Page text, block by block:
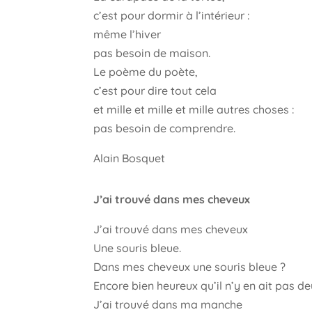
c’est pour dormir à l’intérieur :
même l’hiver
pas besoin de maison.
Le poème du poète,
c’est pour dire tout cela
et mille et mille et mille autres choses :
pas besoin de comprendre.
Alain Bosquet
J’ai trouvé dans mes cheveux
J’ai trouvé dans mes cheveux
Une souris bleue.
Dans mes cheveux une souris bleue ?
Encore bien heureux qu’il n’y en ait pas
J’ai trouvé dans ma manche